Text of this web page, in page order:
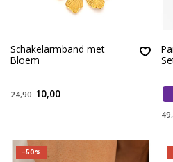
Schakelarmband met
Bloem
24,90 10,00
-50%